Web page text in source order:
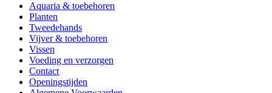
Aquaria & toebehoren
Planten
Tweedehands
Vijver & toebehoren
Vissen
Voeding en verzorgen
Contact
Openingstijden